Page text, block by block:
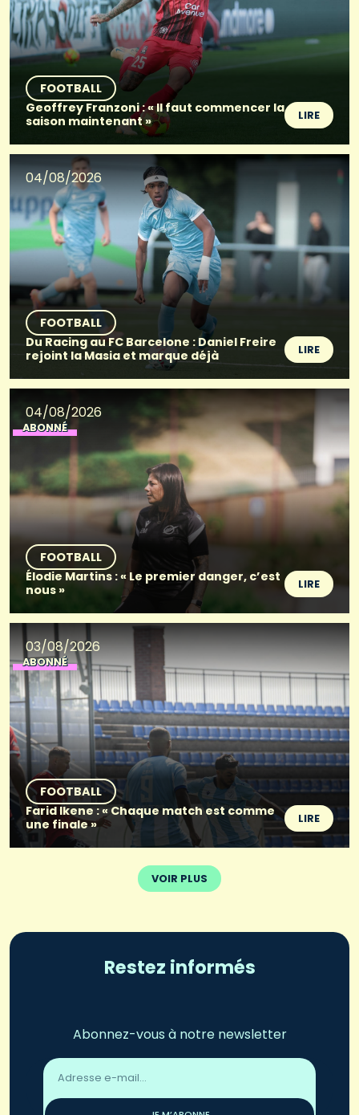
FOOTBALL
Geoffrey Franzoni : « Il faut commencer la
saison maintenant »
LIRE
04/08/2026
FOOTBALL
Du Racing au FC Barcelone : Daniel Freire
rejoint la Masia et marque déjà
LIRE
04/08/2026
ABONNÉ
FOOTBALL
Élodie Martins : « Le premier danger, c’est
nous »
LIRE
03/08/2026
ABONNÉ
FOOTBALL
Farid Ikene : « Chaque match est comme
une finale »
LIRE
VOIR PLUS
Restez informés
Abonnez-vous à notre newsletter
Adresse
email